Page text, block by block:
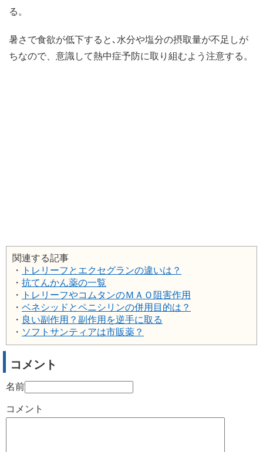
る。
暑さで食欲が低下すると､水分や塩分の摂取量が不足しが
ちなので、意識して熱中症予防に取り組むよう注意する。
関連する記事
・
トレリーフとエクセグランの違いは？
・ 抗てんかん薬の一覧
・
トレリーフやコムタンのＭＡＯ阻害作用
・ ベネシッドとペニシリンの併用目的は？
・ 良い副作用？副作用を逆手に取る
・ ソフトサンティアは市販薬？
コメント
名前
コメント